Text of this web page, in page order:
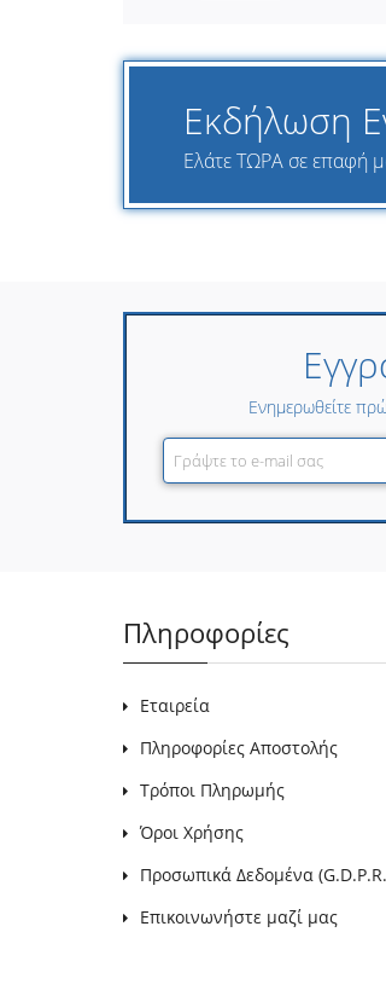
Εκδήλωση
Ελάτε ΤΩΡΑ σε επαφή
Ενημερωθείτε
Πληροφορίες
Εταιρεία
Πληροφορίες Αποστολής
Τρόποι Πληρωμής
Όροι Χρήσης
Προσωπικά Δεδομένα
Επικοινωνήστε μαζί μας